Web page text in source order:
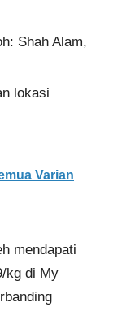
Shah Alam,
lokasi
Varian
mendapati
kg di My